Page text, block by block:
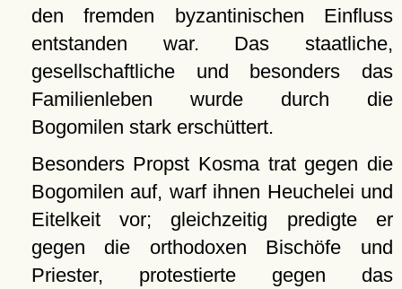
den fremden byzantinischen Einfluss
entstanden war. Das staatliche,
gesellschaftliche und besonders das
Familienleben wurde durch die
Bogomilen stark erschüttert.
Besonders Propst Kosma trat gegen die
Bogomilen auf, warf ihnen Heuchelei und
Eitelkeit vor; gleichzeitig predigte er
gegen die orthodoxen Bischöfe und
Priester, protestierte gegen das